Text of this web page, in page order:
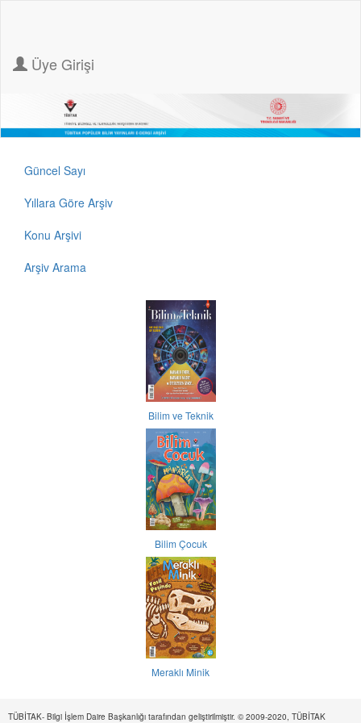
Üye Girişi
Güncel Sayı
Yıllara Göre Arşiv
Konu Arşivi
Arşiv Arama
Bilim ve Teknik
Bilim Çocuk
Meraklı Minik
TÜBİTAK- Bilgi İşlem Daire Başkanlığı tarafından geliştirilmiştir. © 2009-2020, TÜBİTAK